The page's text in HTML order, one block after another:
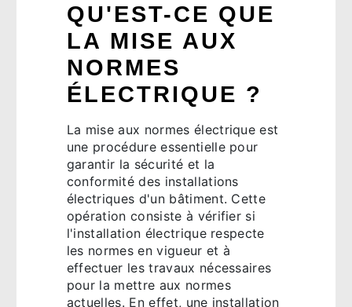
QU'EST-CE QUE
LA MISE AUX
NORMES
ÉLECTRIQUE ?
La mise aux normes électrique est
une procédure essentielle pour
garantir la sécurité et la
conformité des installations
électriques d'un bâtiment. Cette
opération consiste à vérifier si
l'installation électrique respecte
les normes en vigueur et à
effectuer les travaux nécessaires
pour la mettre aux normes
actuelles. En effet, une installation